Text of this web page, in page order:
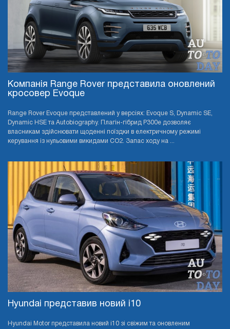
Компанія Range Rover представила оновлений
кросовер Evoque
Range Rover Evoque представлений у версіях: Evoque S, Dynamic SE,
Dynamic HSE та Autobiography. Плагін-гібрид P300e дозволяє
власникам здійснювати щоденні поїздки в електричному режимі
керування із нульовими викидами CO2. Запас ходу на ...
Hyundai представив новий i10
Hyundai Motor представила новий i10 зі свіжим та оновленим